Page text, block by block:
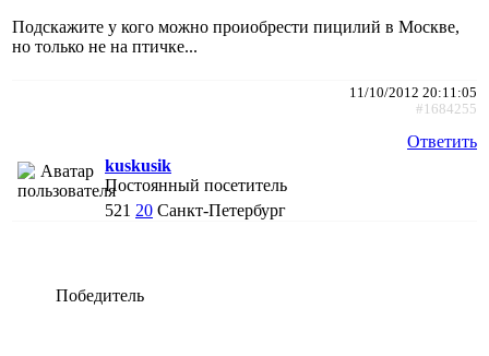
Подскажите у кого можно проиобрести пицилий в Москве,
но только не на птичке...
11/10/2012 20:11:05
#1684255
Ответить
kuskusik
Постоянный посетитель
521 20 Санкт-Петербург
Победитель